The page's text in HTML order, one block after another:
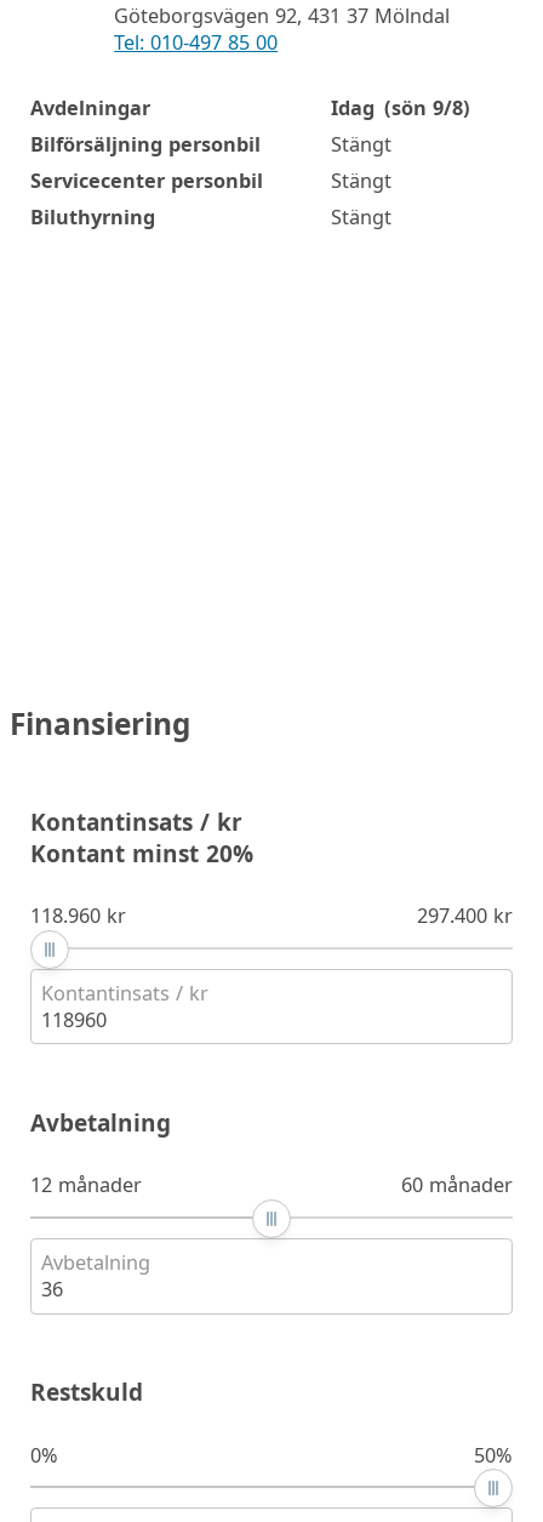
Göteborgsvägen 92, 431 37 Mölndal
Tel: 010-497 85 00
Öppettider
Avdelningar Idag (sön 9/8)
Bilförsäljning personbil
Stängt
Servicecenter personbil
Stängt
Biluthyrning
Stängt
Finansiering
Kontantinsats / kr
Kontant minst 20%
118.960 kr 297.400 kr
Kontantinsats / kr
118960
Avbetalning
12 månader 60 månader
Avbetalning
36
Restskuld
0% 50%